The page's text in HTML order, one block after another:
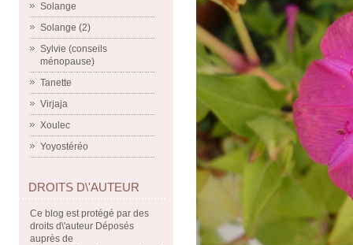
Solange
Solange (2)
Sylvie (conseils
ménopause)
Tanette
Virjaja
Xoulec
Yoyostéréo
DROITS D\'AUTEUR
Ce blog est protégé par des
droits d\'auteur Déposés
auprès de